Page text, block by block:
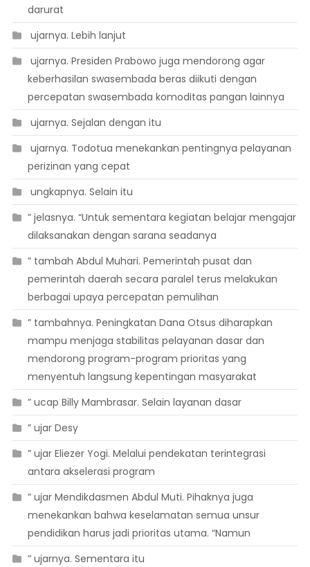
darurat
 ujarnya. Lebih lanjut
 ujarnya. Presiden Prabowo juga mendorong agar
keberhasilan swasembada beras diikuti dengan
percepatan swasembada komoditas pangan lainnya
 ujarnya. Sejalan dengan itu
 ujarnya. Todotua menekankan pentingnya pelayanan
perizinan yang cepat
 ungkapnya. Selain itu
” jelasnya. “Untuk sementara kegiatan belajar mengajar
dilaksanakan dengan sarana seadanya
” tambah Abdul Muhari. Pemerintah pusat dan
pemerintah daerah secara paralel terus melakukan
berbagai upaya percepatan pemulihan
” tambahnya. Peningkatan Dana Otsus diharapkan
mampu menjaga stabilitas pelayanan dasar dan
mendorong program-program prioritas yang
menyentuh langsung kepentingan masyarakat
” ucap Billy Mambrasar. Selain layanan dasar
” ujar Desy
” ujar Eliezer Yogi. Melalui pendekatan terintegrasi
antara akselerasi program
” ujar Mendikdasmen Abdul Muti. Pihaknya juga
menekankan bahwa keselamatan semua unsur
pendidikan harus jadi prioritas utama. “Namun
” ujarnya. Sementara itu